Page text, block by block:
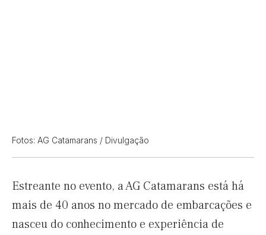
Fotos: AG Catamarans / Divulgação
Estreante no evento, a AG Catamarans está há
mais de 40 anos no mercado de embarcações e
nasceu do conhecimento e experiência de